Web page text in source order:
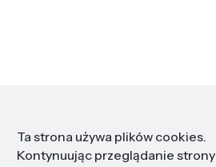
Informacje
Ta strona używa plików cookies.
Kontynuując przeglądanie strony